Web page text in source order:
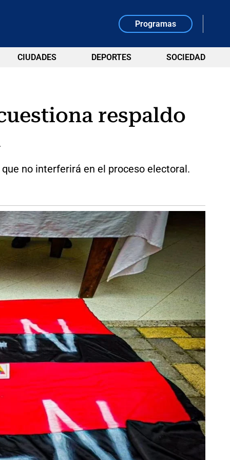
Programas
CIUDADES DEPORTES SOCIEDAD
respaldo
no interferirá en el proceso electoral.